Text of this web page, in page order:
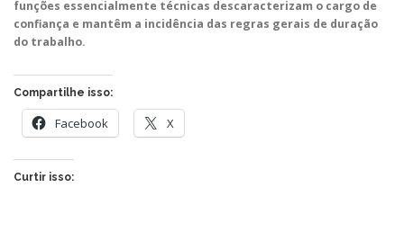
funções essencialmente técnicas descaracterizam o cargo de
confiança e mantêm a incidência das regras gerais de duração
do trabalho.
Compartilhe isso:
Facebook X
Curtir isso: